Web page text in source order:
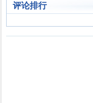
评论排行